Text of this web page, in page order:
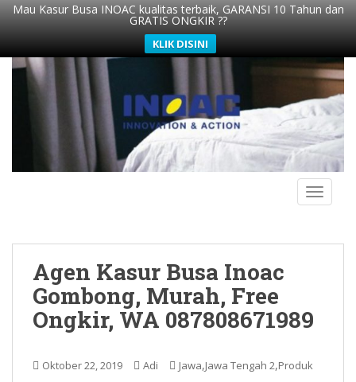
Mau Kasur Busa INOAC kualitas terbaik, GARANSI 10 Tahun dan
GRATIS ONGKIR ??
KLIK DISINI
Agen Kasur Busa Inoac
Gombong, Murah, Free
Ongkir, WA 087808671989
Oktober 22, 2019 Adi Jawa,Jawa Tengah 2,Produk